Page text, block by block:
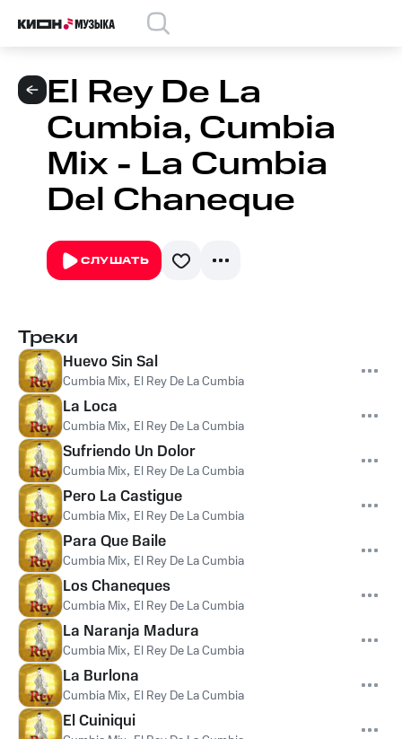
El Rey De La
Cumbia, Cumbia
Mix - La Cumbia
Del Chaneque
СЛУШАТЬ
Треки
Huevo Sin Sal
Cumbia Mix, El Rey De La Cumbia
La Loca
Cumbia Mix, El Rey De La Cumbia
Sufriendo Un Dolor
Cumbia Mix, El Rey De La Cumbia
Pero La Castigue
Cumbia Mix, El Rey De La Cumbia
Para Que Baile
Cumbia Mix, El Rey De La Cumbia
Los Chaneques
Cumbia Mix, El Rey De La Cumbia
La Naranja Madura
Cumbia Mix, El Rey De La Cumbia
La Burlona
Cumbia Mix, El Rey De La Cumbia
El Cuiniqui